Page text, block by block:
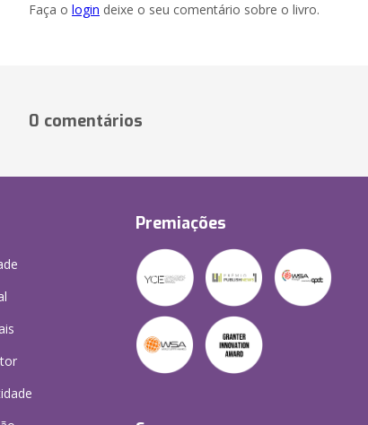
Faça o login deixe o seu comentário sobre o livro.
0 comentários
Premiações